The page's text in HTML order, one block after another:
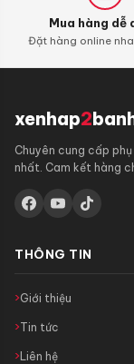
Mua hàng dễ
Đặt hàng online
xenhap2
Chuyên cung cấp
nhất. Cam kết hàng
THÔNG TIN
Giới thiệu
Tin tức
Liên hệ